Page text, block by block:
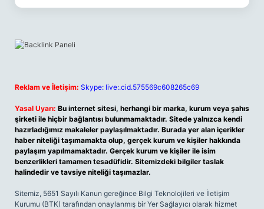
Reklam ve İletişim: Skype: live:.cid.575569c608265c69
Yasal Uyarı: Bu internet sitesi, herhangi bir marka, kurum veya şahıs
şirketi ile hiçbir bağlantısı bulunmamaktadır. Sitede yalnızca kendi
hazırladığımız makaleler paylaşılmaktadır. Burada yer alan içerikler
haber niteliği taşımamakta olup, gerçek kurum ve kişiler hakkında
paylaşım yapılmamaktadır. Gerçek kurum ve kişiler ile isim
benzerlikleri tamamen tesadüfidir. Sitemizdeki bilgiler taslak
halindedir ve tavsiye niteliği taşımazlar.
Sitemiz, 5651 Sayılı Kanun gereğince Bilgi Teknolojileri ve İletişim
Kurumu (BTK) tarafından onaylanmış bir Yer Sağlayıcı olarak hizmet